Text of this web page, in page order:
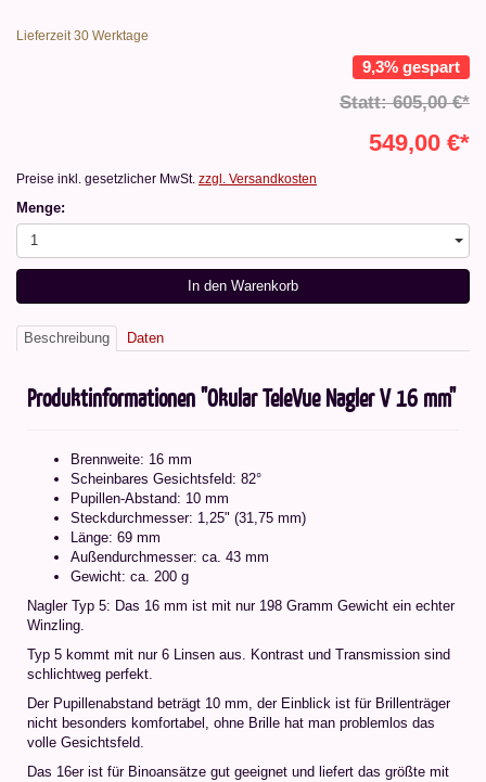
Lieferzeit 30 Werktage
9,3% gespart
Statt: 605,00 €*
549,00 €*
Preise inkl. gesetzlicher MwSt. zzgl. Versandkosten
Menge:
1
In den Warenkorb
Beschreibung Daten
Produktinformationen "Okular TeleVue Nagler V 16 mm"
Brennweite: 16 mm
Scheinbares Gesichtsfeld: 82°
Pupillen-Abstand: 10 mm
Steckdurchmesser: 1,25" (31,75 mm)
Länge: 69 mm
Außendurchmesser: ca. 43 mm
Gewicht: ca. 200 g
Nagler Typ 5: Das 16 mm ist mit nur 198 Gramm Gewicht ein echter
Winzling.
Typ 5 kommt mit nur 6 Linsen aus. Kontrast und Transmission sind
schlichtweg perfekt.
Der Pupillenabstand beträgt 10 mm, der Einblick ist für Brillenträger
nicht besonders komfortabel, ohne Brille hat man problemlos das
volle Gesichtsfeld.
Das 16er ist für Binoansätze gut geeignet und liefert das größte mit